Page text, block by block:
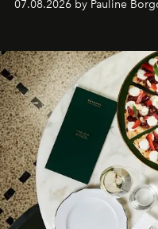
07.08.2026 by Pauline